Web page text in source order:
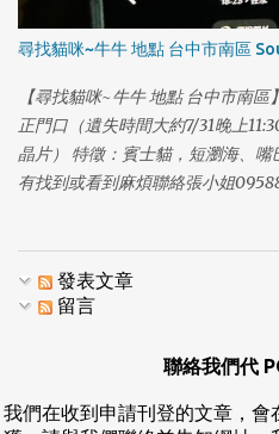
尋找貓咪~牛牛 地點 台中市南區
【尋找貓咪~牛牛 地點 台中市南
正門口（遺失時間大約7/31晚上
晶片） 特徵：賓士貓，短瀏海、
有找到或看到麻煩聯絡張小姐
發表文章
留言
聯絡我們代
我們在收到申請刊登的文章，